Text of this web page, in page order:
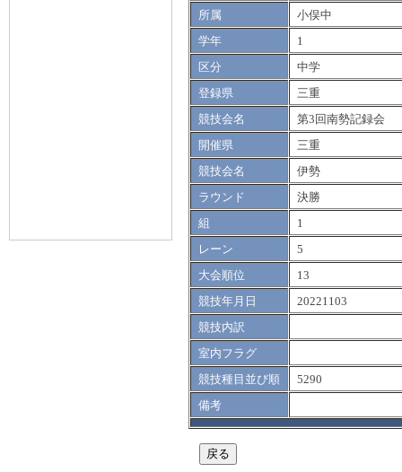
所属
小俣中
学年
1
区分
中学
登録県
三重
競技会名
第3回南勢記録会
開催県
三重
競技会名
伊勢
ラウンド
決勝
組
1
レーン
5
大会順位
13
競技年月日
20221103
競技内訳
室内フラグ
競技種目並び順
5290
備考